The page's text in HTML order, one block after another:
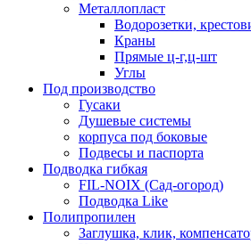
Металлопласт
Водорозетки,
Краны
Прямые ц-г,ц-шт
Углы
Под производство
Гусаки
Душевые системы
корпуса под боковые
Подвесы и паспорта
Подводка гибкая
FIL-NOIX (Сад-огород)
Подводка Like
Полипропилен
Заглушка, клик,